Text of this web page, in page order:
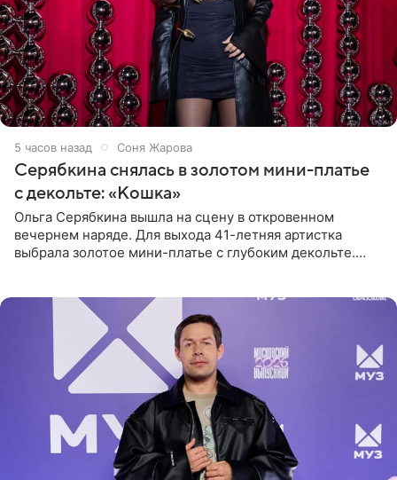
5 часов назад Соня Жарова
Серябкина снялась в золотом мини-платье
с декольте: «Кошка»
Ольга Серябкина вышла на сцену в откровенном
вечернем наряде. Для выхода 41-летняя артистка
выбрала золотое мини-платье с глубоким декольте.